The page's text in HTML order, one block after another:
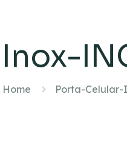
Home Porta-Celular-